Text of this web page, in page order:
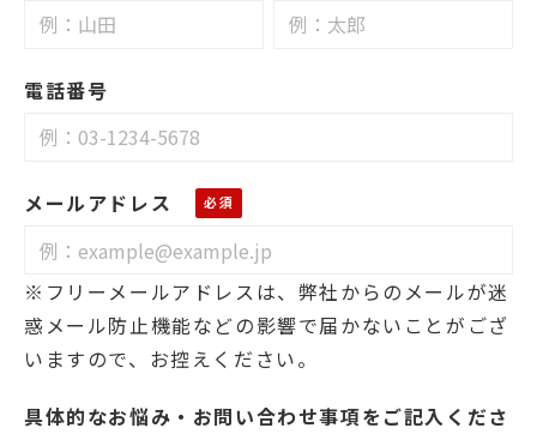
電話番号
メールアドレス
※フリーメールアドレスは、弊社からのメールが迷
惑メール防止機能などの影響で届かないことがござ
いますので、お控えください。
具体的なお悩み・お問い合わせ事項をご記入くださ